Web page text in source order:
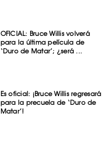
OFICIAL: Bruce Willis volverá
para la última película de
‘Duro de Matar’; ¿será ...
Es oficial: ¡Bruce Willis regresará
para la precuela de ‘Duro de
Matar’!